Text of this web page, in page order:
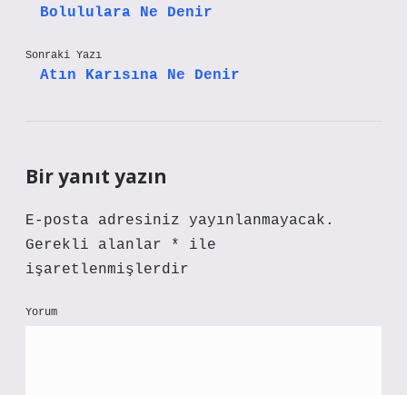
Bolululara Ne Denir
Sonraki Yazı
Atın Karısına Ne Denir
Bir yanıt yazın
E-posta adresiniz yayınlanmayacak.
Gerekli alanlar
*
ile
işaretlenmişlerdir
Yorum